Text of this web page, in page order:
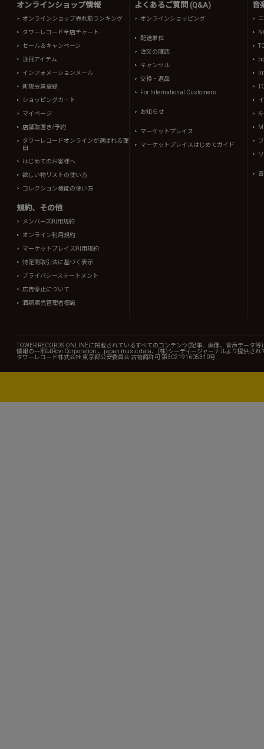
オンラインショップ情報
オンラインショップ売れ筋ランキング
タワーレコード全店チャート
セール＆キャンペーン
注目アイテム
インフォメーションメール
新規会員登録
ショッピングカート
マイページ
店舗取置き/予約
タワーレコードオンラインが選ばれる理
由
はじめてのお客様へ
欲しい物リストの使い方
コレクション機能の使い方
規約、その他
メンバーズ利用規約
オンライン利用規約
マーケットプレイス利用規約
特定商取引法に基づく表示
プライバシーステートメント
広告停止について
酒類販売管理者標識
よくあるご質問 (Q&A)
オンラインショッピング
配送単位
注文の確認
キャンセル
交換・返品
For International Customers
お知らせ
マーケットプレイス
マーケットプレイスはじめてガイド
音
TOWER RECORDS ONLINEに掲載されているすべてのコンテンツ(記事、画像、音声デー
情報の一部はRovi Corporation.、japan music data、(株)シーディージャーナルより提供され
タワーレコード株式会社 東京都公安委員会 古物商許可 第302191605310号